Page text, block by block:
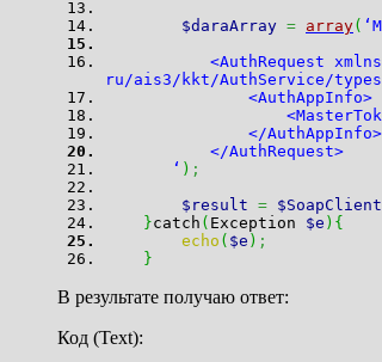
$daraArray = array(
<AuthRequest
ru/ais3/kkt/AuthService/types/
<AuthAppInfo>
</AuthAppInfo>
</AuthRequest>
‘ ) ;
$result = $SoapClient
}catch ( Exception $e ) {
echo ( $e ) ;
}
В результате получаю ответ:
Код (Text):